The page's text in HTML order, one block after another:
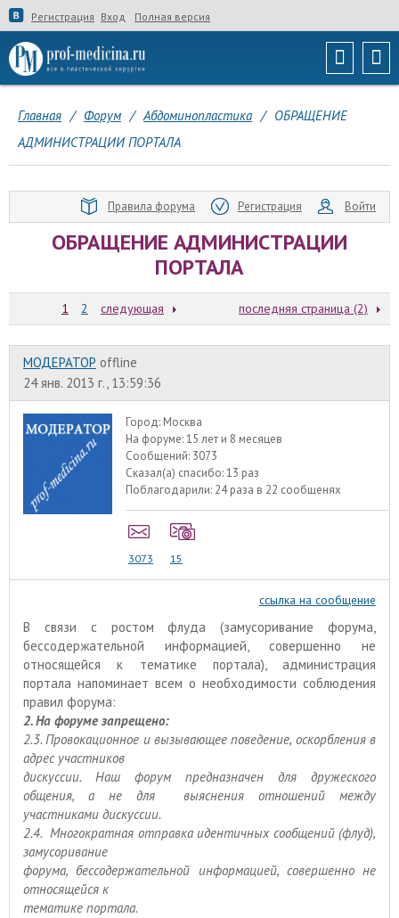
Регистрация Вход Полная версия
Главная / Форум / Абдоминопластика / ОБРАЩЕНИЕ
АДМИНИСТРАЦИИ ПОРТАЛА
Правила форума Регистрация Войти
ОБРАЩЕНИЕ АДМИНИСТРАЦИИ
ПОРТАЛА
1 2 следующая последняя страница (2)
МОДЕРАТОР offline
24 янв. 2013 г., 13:59:36
Город: Москва
На форуме:15 лет и 8 месяцев
Сообщений: 3073
Сказал(а) спасибо:13 раз
Поблагодарили: 24 раза в 22 сообщенях
3073 15
ссылка на сообщение
В связи с ростом флуда (замусоривание форума,
бессодержательной информацией, совершенно не
относящейся к тематике портала), администрация
портала напоминает всем о необходимости соблюдения
правил форума:
2. На форуме запрещено:
2.3. Провокационное и вызывающее поведение, оскорбления в
адрес участников
дискуссии. Наш форум предназначен для дружеского
общения, а не для выяснения отношений между
участниками дискуссии.
2.4. Многократная отправка идентичных сообщений (флуд),
замусоривание
форума, бессодержательной информацией, совершенно не
относящейся к
тематике портала.